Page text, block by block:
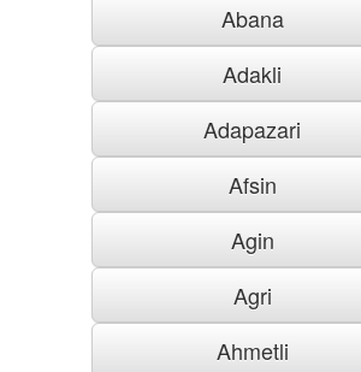
Abana
Adakli
Adapazari
Afsin
Agin
Agri
Ahmetli